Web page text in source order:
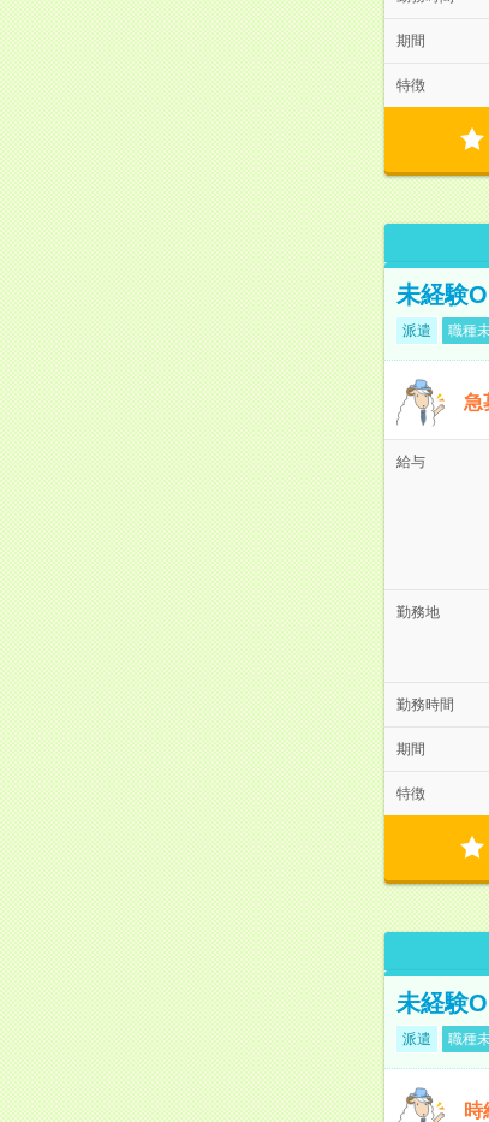
期間
特徴
未経験
派遣 職種
急
給与
勤務地
勤務時間
期間
特徴
未経験
派遣 職種
時